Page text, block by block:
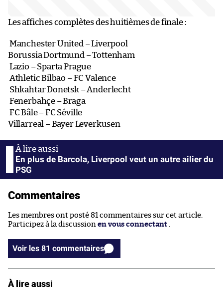
Les affiches complètes des huitièmes de finale :
Manchester United – Liverpool
Borussia Dortmund – Tottenham
Lazio – Sparta Prague
Athletic Bilbao – FC Valence
Shkahtar Donetsk – Anderlecht
Fenerbahçe – Braga
FC Bâle – FC Séville
Villarreal – Bayer Leverkusen
En plus de Barcola, Liverpool veut un autre ailier du
PSG
Commentaires
Les membres ont posté 81 commentaires sur cet article.
Participez à la discussion en vous connectant .
Voir les 81 commentaires
À lire aussi